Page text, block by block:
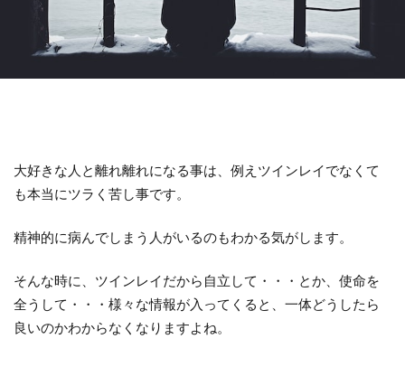
大好きな人と離れ離れになる事は、例えツインレイでなくて
も本当にツラく苦し事です。
精神的に病んでしまう人がいるのもわかる気がします。
そんな時に、ツインレイだから自立して・・・とか、使命を
全うして・・・様々な情報が入ってくると、一体どうしたら
良いのかわからなくなりますよね。